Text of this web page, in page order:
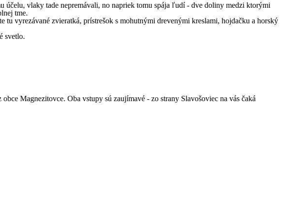
vlaky tade nepremávali, no napriek tomu spája ľudí - dve doliny medzi ktorými
tme.
vyrezávané zvieratká, prístrešok s mohutnými drevenými kreslami, hojdačku a horský
svetlo.
Magnezitovce. Oba vstupy sú zaujímavé - zo strany Slavošoviec na vás čaká